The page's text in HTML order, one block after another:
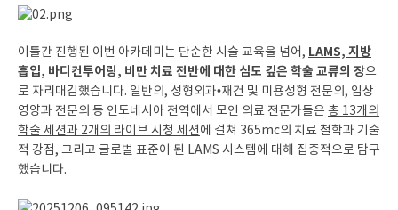
이틀간 진행된 이번 아카데미는 단순한 시술 교육을 넘어, LAMS, 지방
흡입, 바디컨투어링, 비만 치료 전반에 대한 심도 깊은 학술 교류의 장으
로 자리매김했습니다. 일반의, 성형외과•재건 및 미용성형 전문의, 임상
영양과 전문의 등 인도네시아 전역에서 모인 의료 전문가들은 총 13개의
학술 세션과 2개의 라이브 시청 세션에 걸쳐 365mc의 치료 철학과 기술
적 강점, 그리고 글로벌 표준이 된 LAMS 시스템에 대해 집중적으로 탐구
했습니다.